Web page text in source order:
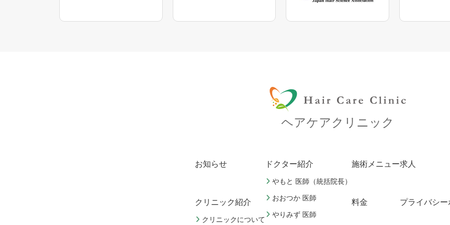
ヘアケアクリニック
お知らせ
クリニック紹介
クリニックについて
ドクター紹介
やもと 医師（統括院長）
おおつか 医師
やりみず 医師
施術メニュー
料金
求人
プライバシ